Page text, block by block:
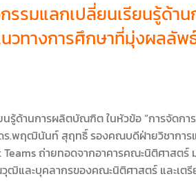
รมแลกเปลี่ยนเรียนรู้ด้า
วทางการศึกษาที่มุ่งผลลั
ด้านการผลิตบัณฑิต ในหัวข้อ “การจัดกา
ดร.พฤฒินันท์ สุฤทธิ์ รองคณบดีฝ่ายวิชากา
ถ่ายทอดจากอาคารคณะนิติศาสตร์
และบุคลากรของคณะนิติศาสตร์ และเต